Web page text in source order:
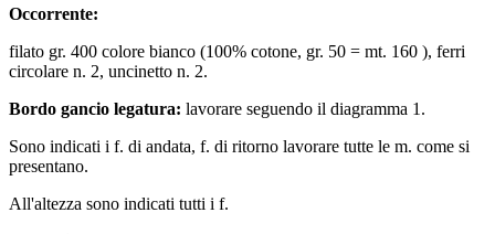
Occorrente:
filato gr. 400 colore bianco (100% cotone, gr. 50 = mt. 160 ), ferri
circolare n. 2, uncinetto n. 2.
Bordo gancio legatura: lavorare seguendo il diagramma 1.
Sono indicati i f. di andata, f. di ritorno lavorare tutte le m. come si
presentano.
All'altezza sono indicati tutti i f.